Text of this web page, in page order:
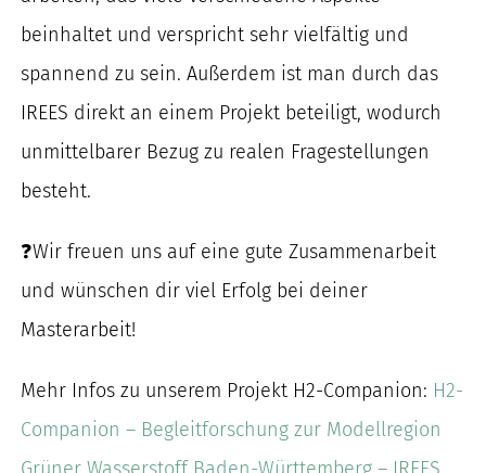
beinhaltet und verspricht sehr vielfältig und
spannend zu sein. Außerdem ist man durch das
IREES direkt an einem Projekt beteiligt, wodurch
unmittelbarer Bezug zu realen Fragestellungen
besteht.
❓Wir freuen uns auf eine gute Zusammenarbeit
und wünschen dir viel Erfolg bei deiner
Masterarbeit!
Mehr Infos zu unserem Projekt H2-Companion: H2-
Companion – Begleitforschung zur Modellregion
Grüner Wasserstoff Baden-Württemberg – IREES